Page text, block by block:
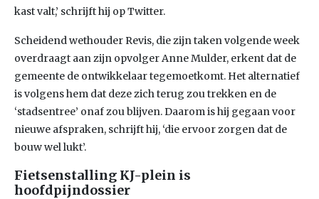
kast valt,’ schrijft hij op Twitter.
Scheidend wethouder Revis, die zijn taken volgende week
overdraagt aan zijn opvolger Anne Mulder, erkent dat de
gemeente de ontwikkelaar tegemoetkomt. Het alternatief
is volgens hem dat deze zich terug zou trekken en de
‘stadsentree’ onaf zou blijven. Daarom is hij gegaan voor
nieuwe afspraken, schrijft hij, ‘die ervoor zorgen dat de
bouw wel lukt’.
Fietsenstalling KJ-plein is
hoofdpijndossier